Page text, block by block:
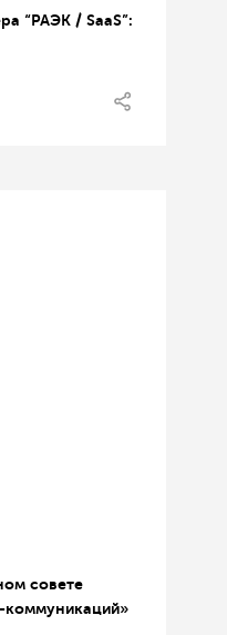
“РАЭК / SaaS”:
совете
коммуникаций»